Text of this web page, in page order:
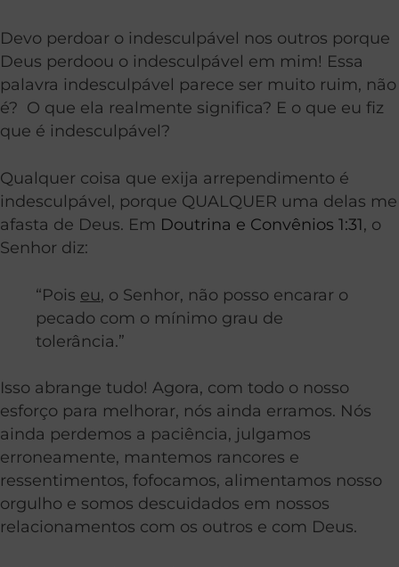
Devo perdoar o indesculpável nos outros porque
Deus perdoou o indesculpável em mim! Essa
palavra indesculpável parece ser muito ruim, não
é? O que ela realmente significa? E o que eu fiz
que é indesculpável?
Qualquer coisa que exija arrependimento é
indesculpável, porque QUALQUER uma delas me
afasta de Deus. Em Doutrina e Convênios 1:31, o
Senhor diz:
“Pois eu, o Senhor, não posso encarar o
pecado com o mínimo grau de
tolerância.”
Isso abrange tudo! Agora, com todo o nosso
esforço para melhorar, nós ainda erramos. Nós
ainda perdemos a paciência, julgamos
erroneamente, mantemos rancores e
ressentimentos, fofocamos, alimentamos nosso
orgulho e somos descuidados em nossos
relacionamentos com os outros e com Deus.